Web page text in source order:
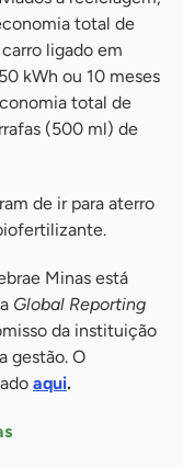
total de
ligado em
kWh ou 10 meses
total de
(500 ml) de
de ir para aterro
Minas está
Global Reporting
da instituição
gestão. O
aqui.